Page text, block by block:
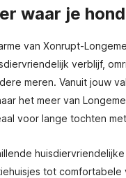
waar je
van Xonrupt-
verblijf,
meren. Vanuit jouw
het meer van
voor lange tochten
tot comfortabele